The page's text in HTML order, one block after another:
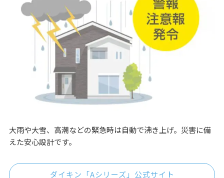
大雨や大雪、高潮などの緊急時は自動で沸き上げ。災害に備
えた安心設計です。
ダイキン「Aシリーズ」公式サイト